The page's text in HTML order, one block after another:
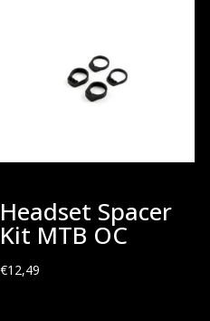
Headset Spacer
Kit MTB OC
€12,49